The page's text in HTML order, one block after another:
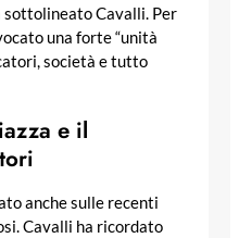
sottolineato Cavalli. Per
una forte “unità
società e tutto
e il
anche sulle recenti
Cavalli ha ricordato